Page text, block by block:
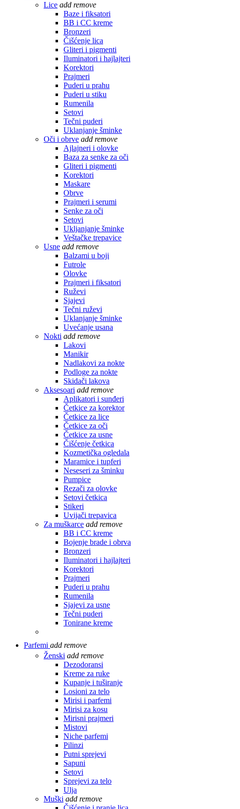
Lice add remove
Baze i fiksatori
BB i CC kreme
Bronzeri
Čišćenje lica
Gliteri i pigmenti
Iluminatori i hajlajteri
Korektori
Prajmeri
Puderi u prahu
Puderi u stiku
Rumenila
Setovi
Tečni puderi
Uklanjanje šminke
Oči i obrve add remove
Ajlajneri i olovke
Baza za senke za oči
Gliteri i pigmenti
Korektori
Maskare
Obrve
Prajmeri i serumi
Senke za oči
Setovi
Ukljanjanje šminke
Veštačke trepavice
Usne add remove
Balzami u boji
Futrole
Olovke
Prajmeri i fiksatori
Ruževi
Sjajevi
Tečni ruževi
Uklanjanje šminke
Uvećanje usana
Nokti add remove
Lakovi
Manikir
Nadlakovi za nokte
Podloge za nokte
Skidači lakova
Aksesoari add remove
Aplikatori i sunđeri
Četkice za korektor
Četkice za lice
Četkice za oči
Četkice za usne
Čišćenje četkica
Kozmetička ogledala
Maramice i tupferi
Neseseri za šminku
Pumpice
Rezači za olovke
Setovi četkica
Stikeri
Uvijači trepavica
Za muškarce add remove
BB i CC kreme
Bojenje brade i obrva
Bronzeri
Iluminatori i hajlajteri
Korektori
Prajmeri
Puderi u prahu
Rumenila
Sjajevi za usne
Tečni puderi
Tonirane kreme
Parfemi add remove
Ženski add remove
Dezodoransi
Kreme za ruke
Kupanje i tuširanje
Losioni za telo
Mirisi i parfemi
Mirisi za kosu
Mirisni prajmeri
Mistovi
Niche parfemi
Pilinzi
Putni sprejevi
Sapuni
Setovi
Sprejevi za telo
Ulja
Muški add remove